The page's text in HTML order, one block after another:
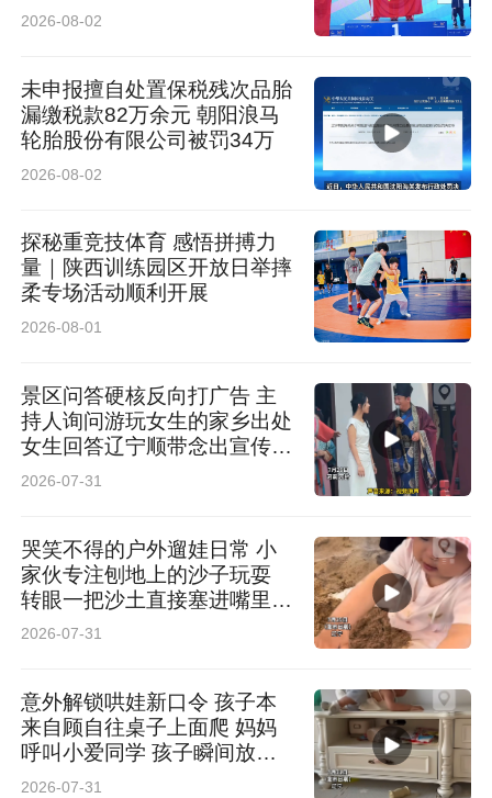
2026-08-02
未申报擅自处置保税残次品胎
漏缴税款82万余元 朝阳浪马
轮胎股份有限公司被罚34万
2026-08-02
探秘重竞技体育 感悟拼搏力
量｜陕西训练园区开放日举摔
柔专场活动顺利开展
2026-08-01
景区问答硬核反向打广告 主
持人询问游玩女生的家乡出处
女生回答辽宁顺带念出宣传标
语 网友：主打一个公费出门
2026-07-31
哭笑不得的户外遛娃日常 小
家伙专注刨地上的沙子玩耍
转眼一把沙土直接塞进嘴里品
尝 网友：主打一个万物皆可
2026-07-31
意外解锁哄娃新口令 孩子本
来自顾自往桌子上面爬 妈妈
呼叫小爱同学 孩子瞬间放弃
网友：以后管娃可以不用喊大
2026-07-31